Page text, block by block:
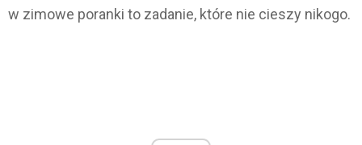
w zimowe poranki to zadanie, które nie cieszy nikogo.